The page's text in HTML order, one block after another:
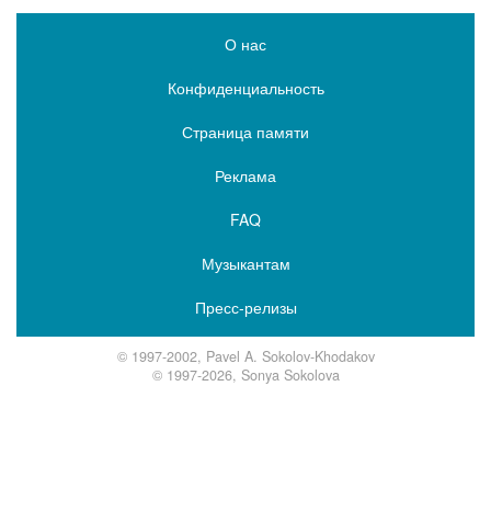
О нас
Конфиденциальность
Страница памяти
Реклама
FAQ
Музыкантам
Пресс-релизы
© 1997-2002, Pavel A. Sokolov-Khodakov
© 1997-2026, Sonya Sokolova